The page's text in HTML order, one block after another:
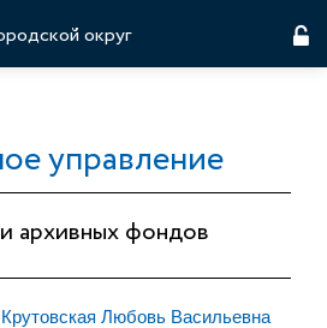
округ
управление
фондов
Любовь Васильевна